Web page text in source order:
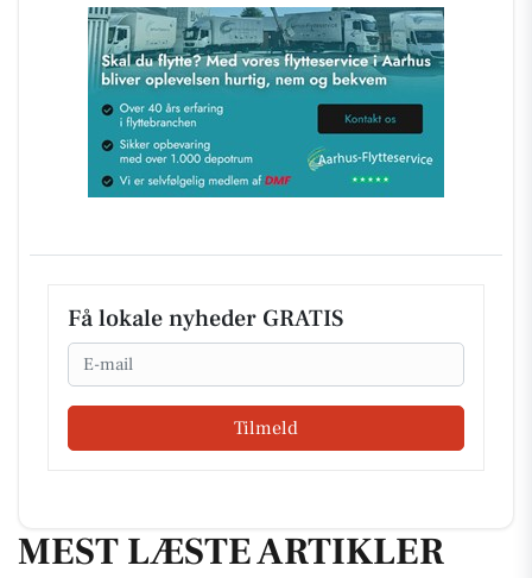
Få lokale nyheder GRATIS
Email
Tilmeld
MEST LÆSTE ARTIKLER